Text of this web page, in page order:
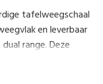
tafelweegschaal
en leverbaar
range. Deze
de ingebouwde
weegschaal is